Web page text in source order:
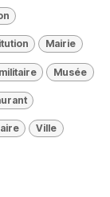
Mairie
militaire Musée
Ville